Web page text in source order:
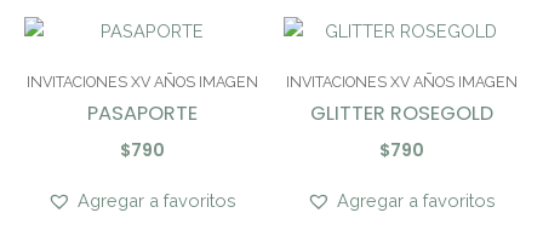
INVITACIONES XV AÑOS IMAGEN
PASAPORTE
$790
Agregar a favoritos
INVITACIONES XV AÑOS IMAGEN
GLITTER ROSEGOLD
$790
Agregar a favoritos